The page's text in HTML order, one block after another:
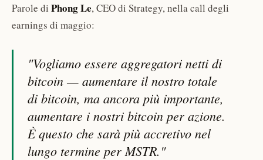
Parole di Phong Le, CEO di Strategy, nella call degli
earnings di maggio:
"Vogliamo essere aggregatori netti di
bitcoin — aumentare il nostro totale
di bitcoin, ma ancora più importante,
aumentare i nostri bitcoin per azione.
È questo che sarà più accretivo nel
lungo termine per MSTR."